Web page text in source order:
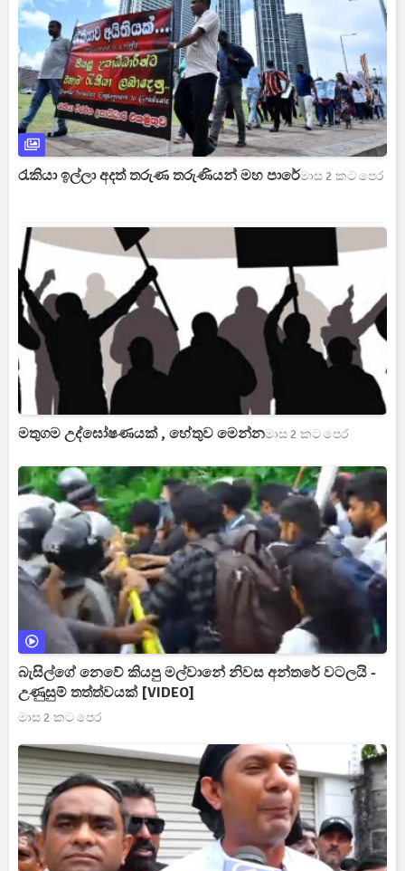
‍රැකි‍යා ඉල්ලා අදත් තරුණ තරුණියන් මහ පාරේමාස 2 කට පෙර
මතුගම උද්ඝෝෂණයක් , හේතුව මෙන්නමාස 2 කට පෙර
බැසිල්ගේ නෙවේ කියපු මල්වානේ නිවස අන්තරේ වටලයි -
උණුසුම් තත්ත්වයක් [VIDEO]
මාස 2 කට පෙර